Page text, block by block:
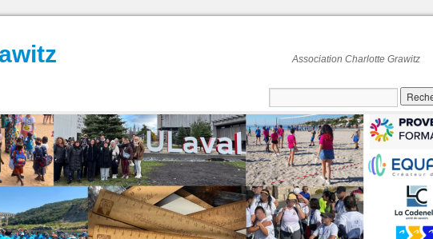
Association Charlotte Grawitz